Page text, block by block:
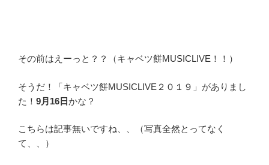
その前はえーっと？？（キャベツ餅MUSICLIVE！！）
そうだ！「キャベツ餅MUSICLIVE２０１９」がありまし
た！ 9月16日かな？
こちらは記事無いですね、、（写真全然とってなく
て、、）